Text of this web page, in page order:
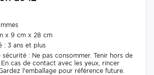
x 9 cm x 28 cm
: 3 ans et plus
: Ne pas consommer. Tenir hors de
cas de contact avec les yeux, rincer
l'emballage pour référence future.